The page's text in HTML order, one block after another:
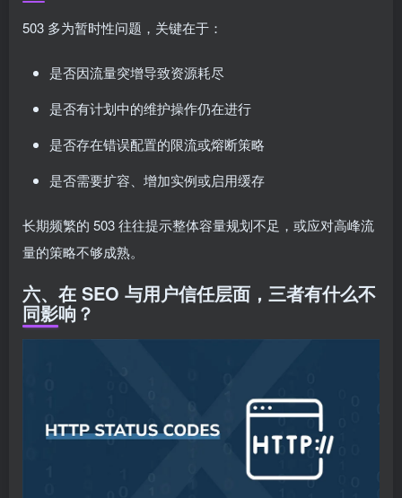
503 多为暂时性问题，关键在于：
是否因流量突增导致资源耗尽
是否有计划中的维护操作仍在进行
是否存在错误配置的限流或熔断策略
是否需要扩容、增加实例或启用缓存
长期频繁的 503 往往提示整体容量规划不足，或应对高峰流
量的策略不够成熟。
六、在 SEO 与用户信任层面，三者有什么不
同影响？